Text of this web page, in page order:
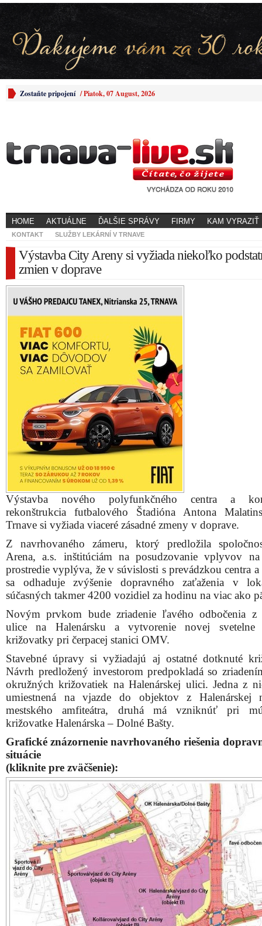
Zostaňte pripojení /Piatok, 07 August, 2026
HOME AKTUÁLNE ĎALŠIE SPRÁVY FIRMY KAM VYRAZIŤ
KONTAKT SLUŽBY LEKÁRNÍ V TRNAVE
Výstavba City Areny si vyžiada niekoľko
zmien v doprave
Výstavba nového polyfunkčného centra a
rekonštrukcia futbalového Štadióna Antona
Trnave si vyžiada viaceré zásadné zmeny v doprave.
Z navrhovaného zámeru, ktorý predložila
Arena, a.s. inštitúciám na posudzovanie vplyvov
prostredie vyplýva, že v súvislosti s prevádzkou centra a
sa odhaduje zvýšenie dopravného zaťaženia v
súčasných takmer 4200 vozidiel za hodinu na viac ako
Novým prvkom bude zriadenie ľavého odbočenia z
ulice na Halenársku a vytvorenie novej svetelne
križovatky pri čerpacej stanici OMV.
Stavebné úpravy si vyžiadajú aj ostatné dotknuté
Návrh predložený investorom predpokladá so
okružných križovatiek na Halenárskej ulici. Jedna z
umiestnená na vjazde do objektov z Halenárskej
mestského amfiteátra, druhá má vzniknúť pri
križovatke Halenárska – Dolné Bašty.
Grafické znázornenie navrhovaného riešenia
situácie
(kliknite pre zväčšenie):